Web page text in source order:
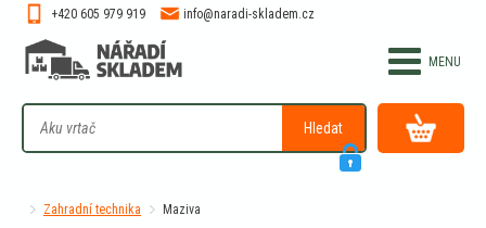
Hledat
+420 605 979 919 info@naradi-skladem.cz
Zahradní technika Maziva